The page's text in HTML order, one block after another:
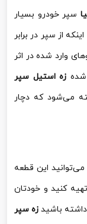
سپر خودرو بسیار
از سپر در برابر
وارد شده در اثر
زه استیل سپر
می‌شود که دچار
این قطعه
کنید و خودتان
باشید زه سپر